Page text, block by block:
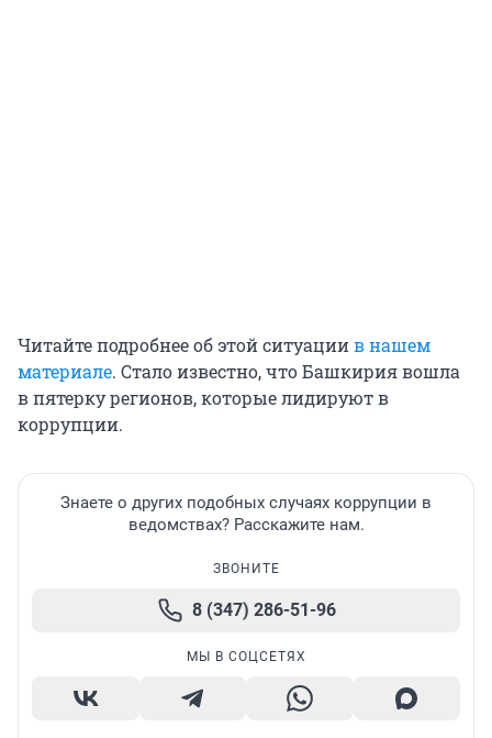
Читайте подробнее об этой ситуациив нашем
материале. Стало известно, что Башкирия вошла
в пятерку регионов, которые лидируют в
коррупции.
Знаете о других подобных случаях коррупции в
ведомствах? Расскажите нам.
ЗВОНИТЕ
8 (347) 286-51-96
МЫ В СОЦСЕТЯХ